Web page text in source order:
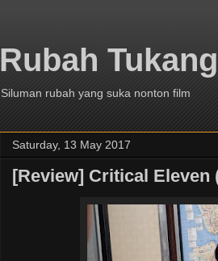
Rubah
Siluman rubah yang suka nonton film
Saturday, 13 May 2017
[Review] Critical Eleven